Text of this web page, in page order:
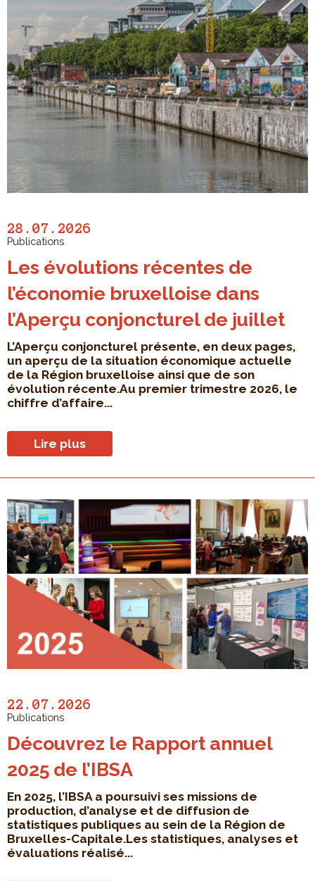
28.07.2026
Publications
Les évolutions récentes de
l’économie bruxelloise dans
l’Aperçu conjoncturel de juillet
L’Aperçu conjoncturel présente, en deux pages,
un aperçu de la situation économique actuelle
de la Région bruxelloise ainsi que de son
évolution récente.Au premier trimestre 2026, le
chiffre d’affaire...
Lire plus
22.07.2026
Publications
Découvrez le Rapport annuel
2025 de l’IBSA
En 2025, l’IBSA a poursuivi ses missions de
production, d’analyse et de diffusion de
statistiques publiques au sein de la Région de
Bruxelles-Capitale.Les statistiques, analyses et
évaluations réalisé...